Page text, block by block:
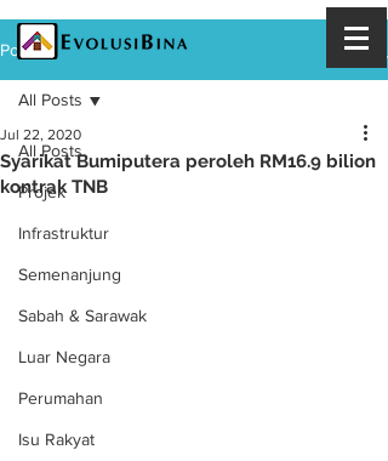
Post
All Posts
Projek
Infrastruktur
Semenanjung
Sabah & Sarawak
Luar Negara
Perumahan
Isu Rakyat
All Posts
Syarikat Bumiputera peroleh RM16.9 bilion
kontrak TNB
Jul 22, 2020